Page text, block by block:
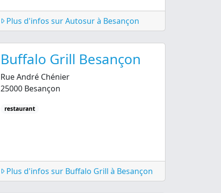
Plus d'infos sur Autosur à Besançon
Buffalo Grill Besançon
Rue André Chénier
25000 Besançon
restaurant
Plus d'infos sur Buffalo Grill à Besançon